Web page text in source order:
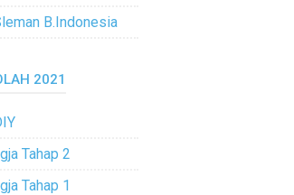
B.Indonesia
2021
Tahap 2
Tahap 1